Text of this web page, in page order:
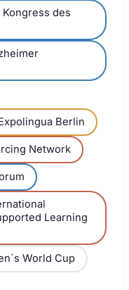
des
Berlin
Network
Learning
World Cup